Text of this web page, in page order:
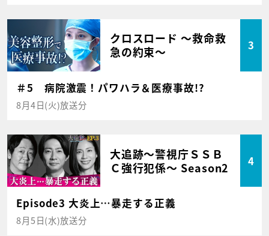
クロスロード ～救命救
急の約束～
3
＃5 病院激震！パワハラ＆医療事故!?
8月4日(火)放送分
大追跡～警視庁ＳＳＢ
Ｃ強行犯係～ Season2
4
Episode3 大炎上…暴走する正義
8月5日(水)放送分